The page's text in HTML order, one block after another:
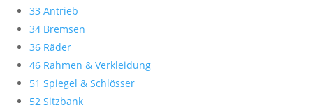
33 Antrieb
34 Bremsen
36 Räder
46 Rahmen & Verkleidung
51 Spiegel & Schlösser
52 Sitzbank